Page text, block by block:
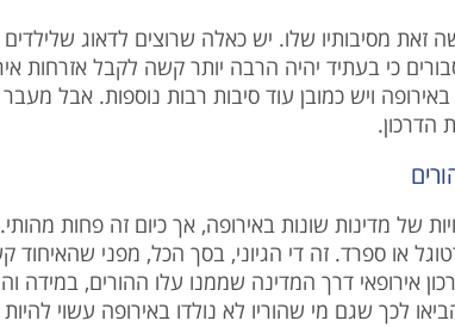
זאת מסיבותיו שלו. יש כאלה שרוצים לדאוג
כי בעתיד יהיה הרבה יותר קשה לקבל אזרחות
באירופה ויש כמובן עוד סיבות רבות נוספות. אבל
הדרכון.
של מדינות שונות באירופה, אך כיום זה פחות
או ספרד. זה די הגיוני, בסך הכל, מפני שהאיחוד
אירופאי דרך המדינה שממנו עלו ההורים,
לכך שגם מי שהוריו לא נולדו באירופה עשוי